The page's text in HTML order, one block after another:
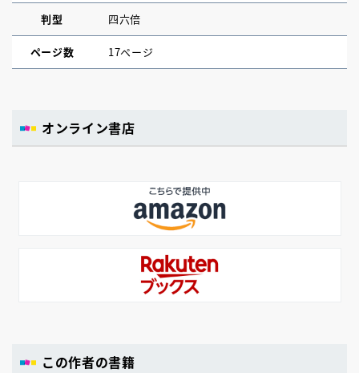
判型 四六倍
ページ数 17ページ
オンライン書店
この作者の書籍